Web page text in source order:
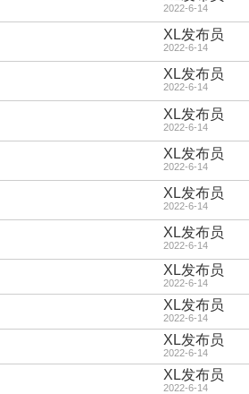
2022-6-14
XL发布员
2022-6-14
XL发布员
2022-6-14
XL发布员
2022-6-14
XL发布员
2022-6-14
XL发布员
2022-6-14
XL发布员
2022-6-14
XL发布员
2022-6-14
XL发布员
2022-6-14
XL发布员
2022-6-14
XL发布员
2022-6-14